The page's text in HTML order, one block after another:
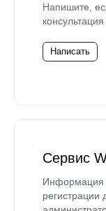
Напишите,
Написать
Сервис
Информация
регистрации